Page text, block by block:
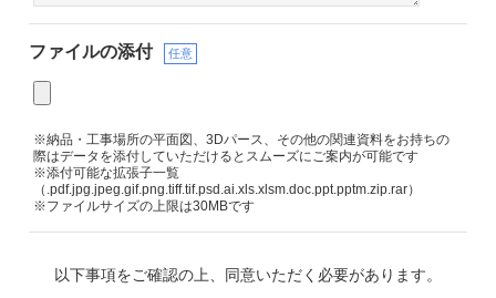
ファイルの添付 任意
※納品・工事場所の平面図、3Dパース、その他の関連資料をお持ちの
際はデータを添付していただけるとスムーズにご案内が可能です
※添付可能な拡張子一覧
（.pdf.jpg.jpeg.gif.png.tiff.tif.psd.ai.xls.xlsm.doc.ppt.pptm.zip.rar）
※ファイルサイズの上限は30MBです
以下事項をご確認の上、同意いただく必要があります。